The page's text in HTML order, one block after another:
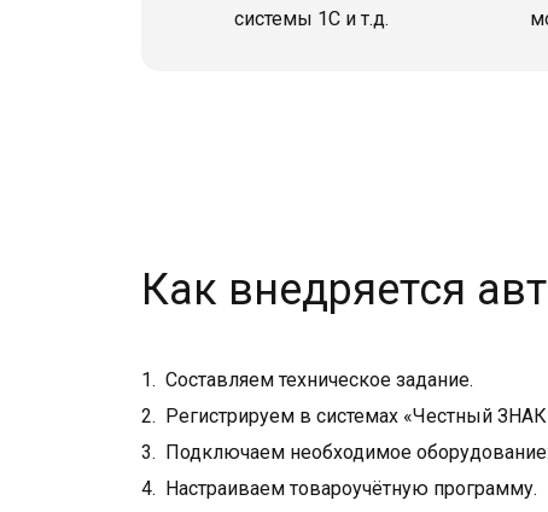
системы 1С и т.д.
Как внедряется
Составляем техническое задание.
Регистрируем в системах «Честный
Подключаем необходимое
Настраиваем товароучётную программу.